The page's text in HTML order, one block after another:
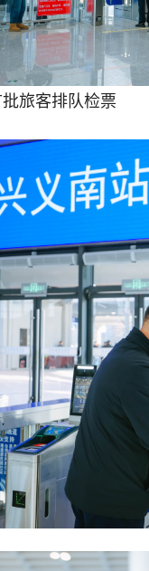
旅客排队检票